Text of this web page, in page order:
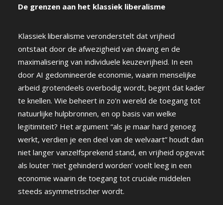
De grenzen aan het klassiek liberalisme
Klassiek liberalisme veronderstelt dat vrijheid
ontstaat door de afwezigheid van dwang en de
maximalisering van individuele keuzevrijheid. In een
door AI gedomineerde economie, waarin menselijke
arbeid grotendeels overbodig wordt, begint dat kader
te knellen. Wie beheert in zo’n wereld de toegang tot
natuurlijke hulpbronnen, en op basis van welke
legitimiteit? Het argument “als je maar hard genoeg
werkt, verdien je een deel van de welvaart” houdt dan
niet langer vanzelfsprekend stand, en vrijheid opgevat
als louter ‘niet gehinderd worden’ voelt leeg in een
economie waarin de toegang tot cruciale middelen
steeds asymmetrischer wordt.